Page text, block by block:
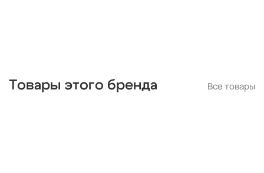
Товары этого бренда Все товары